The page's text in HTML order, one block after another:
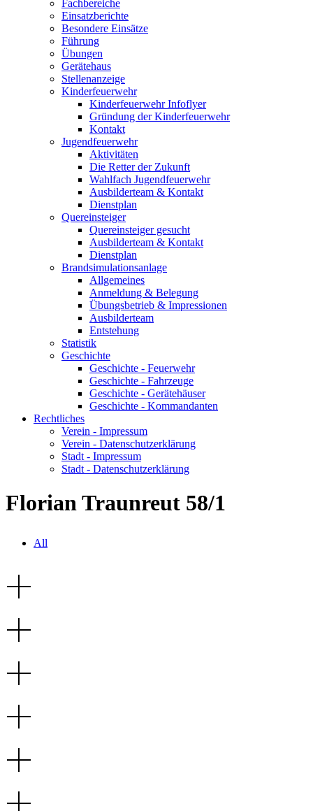
Fachbereiche
Einsatzberichte
Besondere Einsätze
Führung
Übungen
Gerätehaus
Stellenanzeige
Kinderfeuerwehr
Kinderfeuerwehr Infoflyer
Gründung der Kinderfeuerwehr
Kontakt
Jugendfeuerwehr
Aktivitäten
Die Retter der Zukunft
Wahlfach Jugendfeuerwehr
Ausbilderteam & Kontakt
Dienstplan
Quereinsteiger
Quereinsteiger gesucht
Ausbilderteam & Kontakt
Dienstplan
Brandsimulationsanlage
Allgemeines
Anmeldung & Belegung
Übungsbetrieb & Impressionen
Ausbilderteam
Entstehung
Statistik
Geschichte
Geschichte - Feuerwehr
Geschichte - Fahrzeuge
Geschichte - Gerätehäuser
Geschichte - Kommandanten
Rechtliches
Verein - Impressum
Verein - Datenschutzerklärung
Stadt - Impressum
Stadt - Datenschutzerklärung
Florian Traunreut 58/1
All